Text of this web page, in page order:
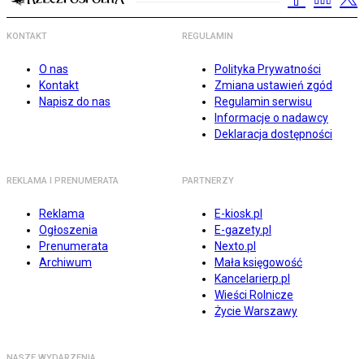
KONTAKT
O nas
Kontakt
Napisz do nas
REGULAMIN
Polityka Prywatności
Zmiana ustawień zgód
Regulamin serwisu
Informacje o nadawcy
Deklaracja dostępności
REKLAMA I PRENUMERATA
Reklama
Ogłoszenia
Prenumerata
Archiwum
PARTNERZY
E-kiosk.pl
E-gazety.pl
Nexto.pl
Mała księgowość
Kancelarierp.pl
Wieści Rolnicze
Życie Warszawy